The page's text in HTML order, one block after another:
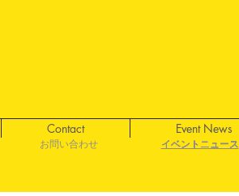
Contact Event News
お問い合わせ イベントニュース
イベントニュース
イベントニュース
イベントニュース